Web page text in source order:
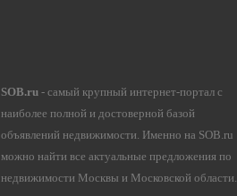
SOB.ru- самый крупный интернет-портал с
наиболее полной и достоверной базой
объявлений недвижимости. Именно на SOB.ru
можно найти все актуальные предложения по
недвижимости Москвы и Московской области.